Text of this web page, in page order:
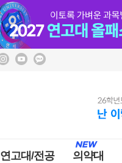
연고대/전공 의약대